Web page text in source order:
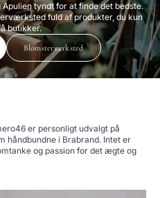
tyndt for at finde det bedste.
fuld af produkter, du kun
butikker.
Blomsterværksted
er personligt udvalgt på
håndbundne i Brabrand. Intet er
og passion for det ægte og